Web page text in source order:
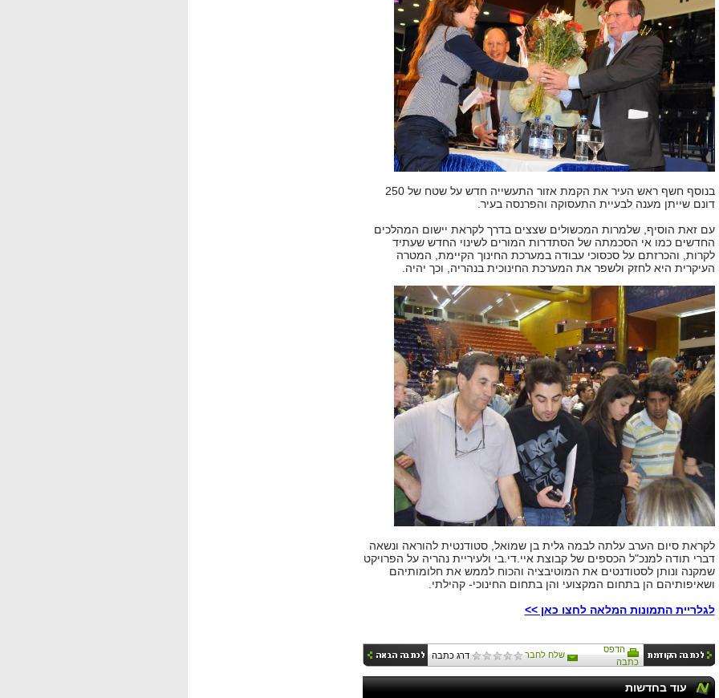
בנוסף חשף ראש העיר את הקמת אזור התעשייה חדש על שטח של 250
דונם שייתן מענה לבעיית התעסוקה והפרנסה בעיר.
עם זאת הוסיף, שלמרות המכשולים שצצים בדרך לקראת יישום המהלכים
החדשים כמו אי הסכמתה של הסתדרות המורים לשינוי החדש שעתיד
לקרות, והכרזתם על סכסוכי עבודה במערכת החינוך הקיימת, המטרה
העיקרית היא לחזק ולשפר את המערכת החינוכית בנהריה, וכך יהיה.
לקראת סיום הערב עלתה לבמה גלית בן שמואל, סטודנטית להוראה ונשאה
דברי תודה למנכ"ל הכספים של קבוצת איי.די.בי ולעיריית נהריה על הפרויקט
שמקנה ונותן לסטודנטים את המוטיבציה והכוח לממש את חלומותיהם
ושאיפותיהם הן בתחום המקצועי והן בתחום החינוכי- קהילתי.
לגלריית התמונות המלאה לחצו כאן >>
הדפס
כתבה
שלח לחבר דרג כתבה
עוד בחדשות